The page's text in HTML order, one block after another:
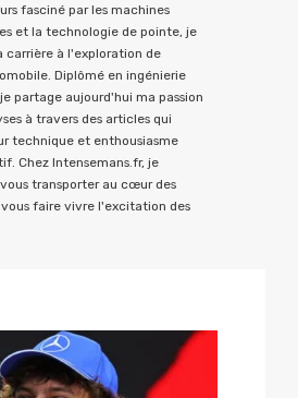
fasciné par les machines
et la technologie de pointe, je
carrière à l'exploration de
Diplômé en ingénierie
partage aujourd'hui ma passion
à travers des articles qui
technique et enthousiasme
Chez Intensemans.fr, je
transporter au cœur des
faire vivre l'excitation des